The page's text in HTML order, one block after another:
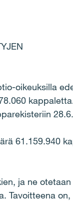
oikeuksilla
61.159.940
ja ne otetaan
Tavoitteena